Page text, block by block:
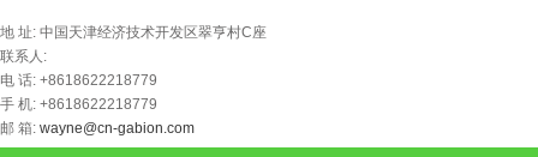
地 址: 中国天津经济技术开发区翠亨村C座
联系人:
电 话: +8618622218779
手 机: +8618622218779
邮 箱: wayne@cn-gabion.com